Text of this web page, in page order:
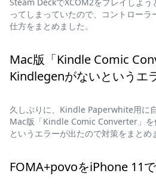
ってしまっていたので、コントロー
仕方をまとめました。
Mac版「Kindle Comic
Kindlegenがないというエ
久しぶりに、Kindle Paperwhite用に
Mac版「Kindle Comic Converter」
というエラーが出たので対策をまとめ
FOMA+povoをiPhone 11